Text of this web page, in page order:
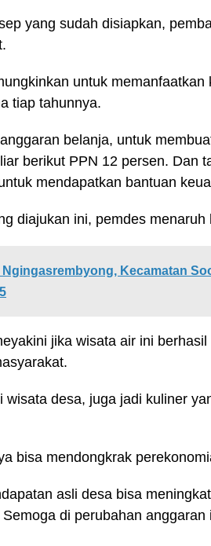
yang sudah disiapkan,
untuk
tiap tahunnya.
anggaran belanja, untuk
berikut PPN 12 persen. Dan
mendapatkan bantuan
diajukan ini, pemdes
Ngingasrembyong, Kecamatan
jika wisata air ini
wisata desa, juga jadi kuliner
bisa mendongkrak
asli desa bisa
di perubahan anggaran